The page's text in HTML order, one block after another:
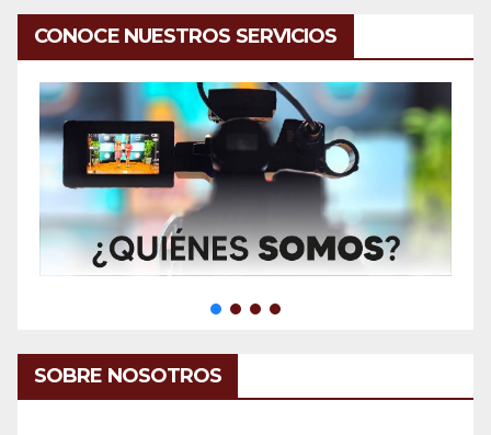
CONOCE NUESTROS SERVICIOS
SOBRE NOSOTROS